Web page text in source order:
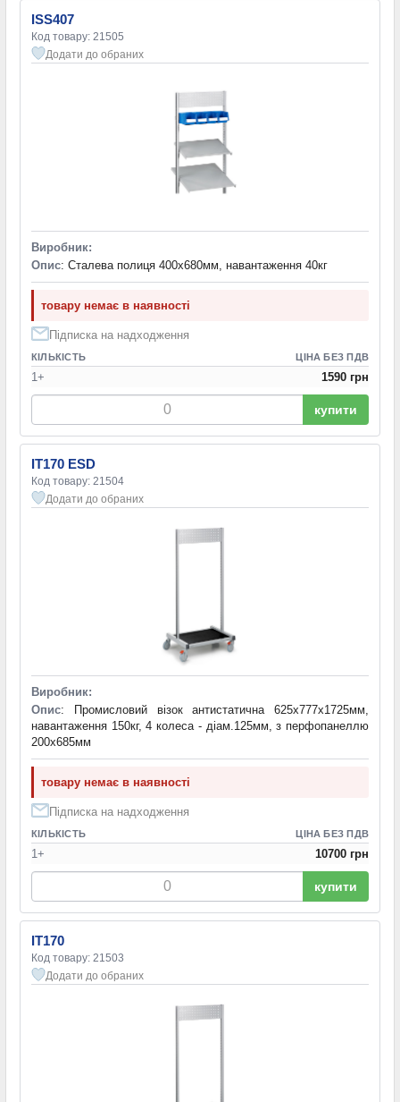
ISS407
Код товару: 21505
Додати до обраних
Виробник:
Опис: Сталева полиця 400х680мм, навантаження 40кг
товару немає в наявності
Підписка на надходження
КІЛЬКІСТЬ ЦІНА БЕЗ ПДВ
1+ 1590 грн
купити
IT170 ESD
Код товару: 21504
Додати до обраних
Виробник:
Опис: Промисловий візок антистатична 625х777х1725мм,
навантаження 150кг, 4 колеса - діам.125мм, з перфопанеллю
200х685мм
товару немає в наявності
Підписка на надходження
КІЛЬКІСТЬ ЦІНА БЕЗ ПДВ
1+ 10700 грн
купити
IT170
Код товару: 21503
Додати до обраних